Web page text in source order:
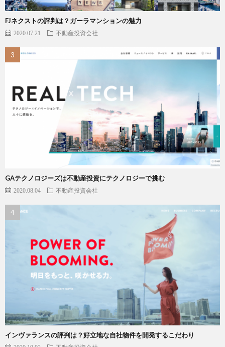
FJネクストの評判は？ガーラマンションの魅力
2020.07.21 不動産投資会社
GAテクノロジーズは不動産投資にテクノロジーで挑む
2020.08.04 不動産投資会社
インヴァランスの評判は？好立地な自社物件を開発するこだわり